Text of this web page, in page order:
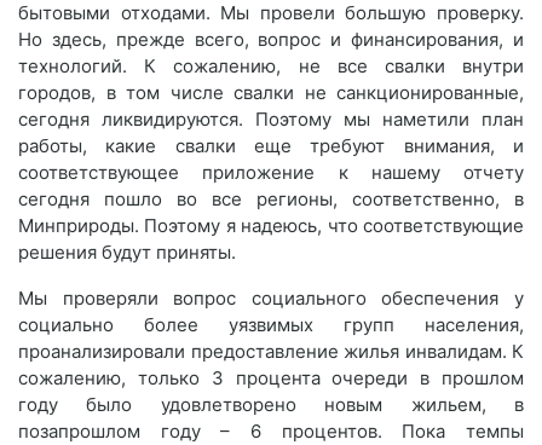
бытовыми отходами. Мы провели большую проверку.
Но здесь, прежде всего, вопрос и финансирования, и
технологий. К сожалению, не все свалки внутри
городов, в том числе свалки не санкционированные,
сегодня ликвидируются. Поэтому мы наметили план
работы, какие свалки еще требуют внимания, и
соответствующее приложение к нашему отчету
сегодня пошло во все регионы, соответственно, в
Минприроды. Поэтому я надеюсь, что соответствующие
решения будут приняты.
Мы проверяли вопрос социального обеспечения у
социально более уязвимых групп населения,
проанализировали предоставление жилья инвалидам. К
сожалению, только 3 процента очереди в прошлом
году было удовлетворено новым жильем, в
позапрошлом году – 6 процентов. Пока темпы